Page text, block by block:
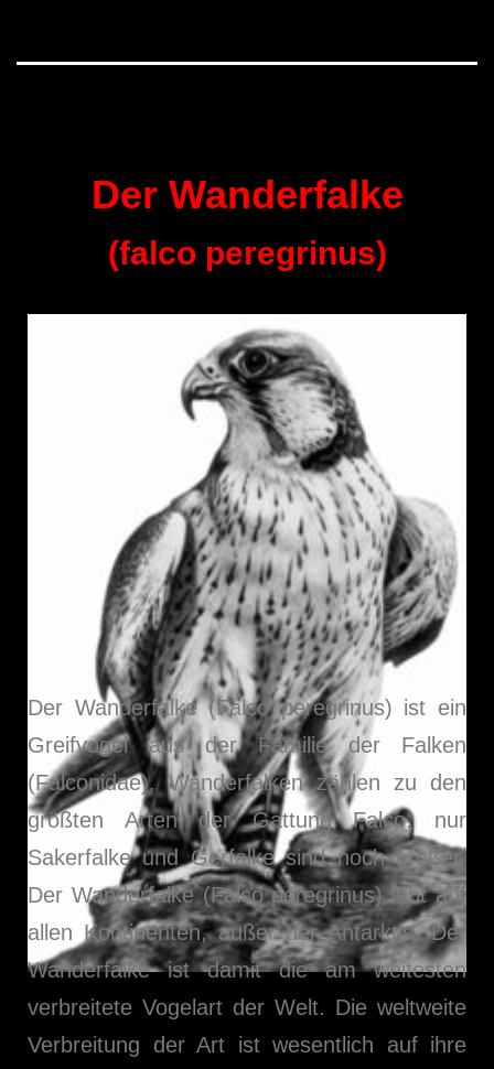
Der Wanderfalke
(falco peregrinus)
Der Wanderfalke (Falco peregrinus) ist ein
Greifvogel aus der Familie der Falken
(Falconidae). Wanderfalken zählen zu den
größten Arten der Gattung Falco, nur
Sakerfalke und Gerfalke sind noch größer.
Der Wanderfalke (Falco peregrinus) lebt auf
allen Kontinenten, außer der Antarktis. Der
Wanderfalke ist damit die am weitesten
verbreitete Vogelart der Welt. Die weltweite
Verbreitung der Art ist wesentlich auf ihre